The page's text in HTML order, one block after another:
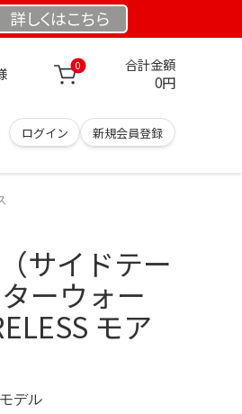
詳しくはこちら
0 合計金額
0円
ログイン 新規会員登録
サイドテー
ーウォー
モア
デル